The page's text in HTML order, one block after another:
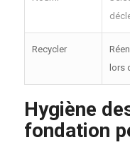
Recycler
lors
Hygiène
fondation